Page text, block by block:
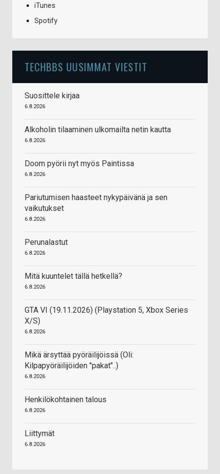
iTunes
Spotify
TECHBBS UUSIMMAT VIESTIT
Suosittele kirjaa
6.8.2026
Alkoholin tilaaminen ulkomailta netin kautta
6.8.2026
Doom pyörii nyt myös Paintissa
6.8.2026
Pariutumisen haasteet nykypäivänä ja sen
vaikutukset
6.8.2026
Perunalastut
6.8.2026
Mitä kuuntelet tällä hetkellä?
6.8.2026
GTA VI (19.11.2026) (Playstation 5, Xbox Series
X/S)
6.8.2026
Mikä ärsyttää pyöräilijöissä (Oli:
Kilpapyöräilijöiden "pakat"..)
6.8.2026
Henkilökohtainen talous
6.8.2026
Liittymät
6.8.2026